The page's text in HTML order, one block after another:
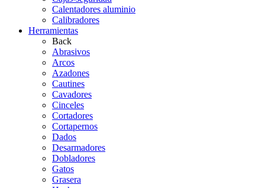
Calentadores aluminio
Calibradores
Herramientas
Back
Abrasivos
Arcos
Azadones
Cautines
Cavadores
Cinceles
Cortadores
Cortapernos
Dados
Desarmadores
Dobladores
Gatos
Grasera